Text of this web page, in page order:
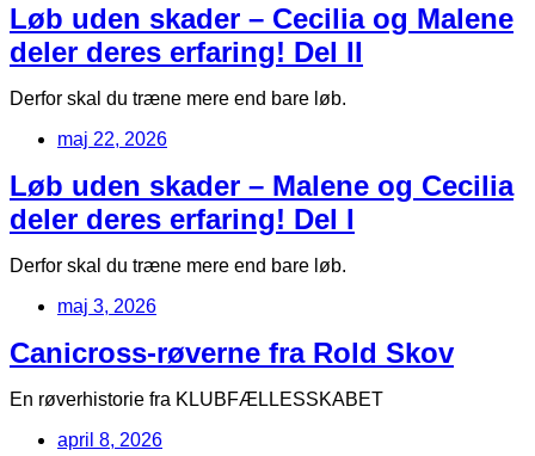
Løb uden skader – Cecilia og Malene
deler deres erfaring! Del II
Derfor skal du træne mere end bare løb.
maj 22, 2026
Løb uden skader – Malene og Cecilia
deler deres erfaring! Del I
Derfor skal du træne mere end bare løb.
maj 3, 2026
Canicross-røverne fra Rold Skov
En røverhistorie fra KLUBFÆLLESSKABET
april 8, 2026